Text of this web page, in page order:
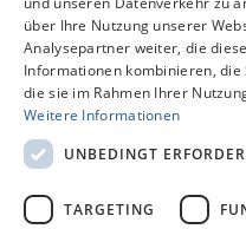
Alle Preise inkl. gesetzl.
über Ihre Nutzung unserer
Analysepartner weiter, die
Informationen kombinieren,
die sie im Rahmen Ihrer
Weitere Informationen
UNBEDINGT
TARGETING